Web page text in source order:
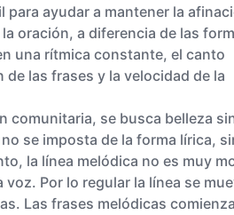
ayudar a mantener la
oración, a diferencia de las
una rítmica constante, el canto
las frases y la velocidad de la
comunitaria, se busca belleza
se imposta de la forma lírica,
la línea melódica no es muy
Por lo regular la línea se
Las frases melódicas